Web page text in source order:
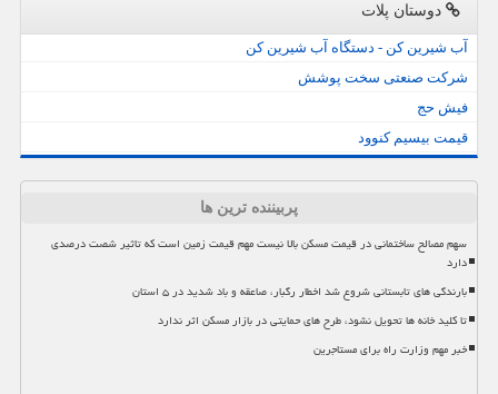
دوستان پلات
آب شیرین کن - دستگاه آب شیرین کن
شرکت صنعتی سخت پوشش
فیش حج
قیمت بیسیم کنوود
پربیننده ترین ها
سهم مصالح ساختمانی در قیمت مسکن بالا نیست مهم قیمت زمین است که تاثیر شصت درصدی
دارد
بارندگی های تابستانی شروع شد اخطار رگبار، صاعقه و باد شدید در ۵ استان
تا کلید خانه ها تحویل نشود، طرح های حمایتی در بازار مسکن اثر ندارد
خبر مهم وزارت راه برای مستاجرین